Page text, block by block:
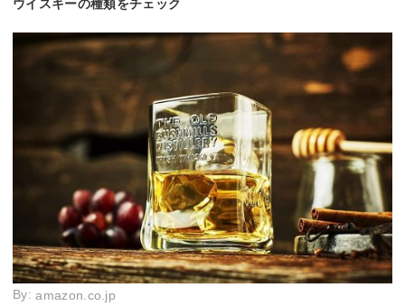
ウイスキーの種類をチェック
By:amazon.co.jp